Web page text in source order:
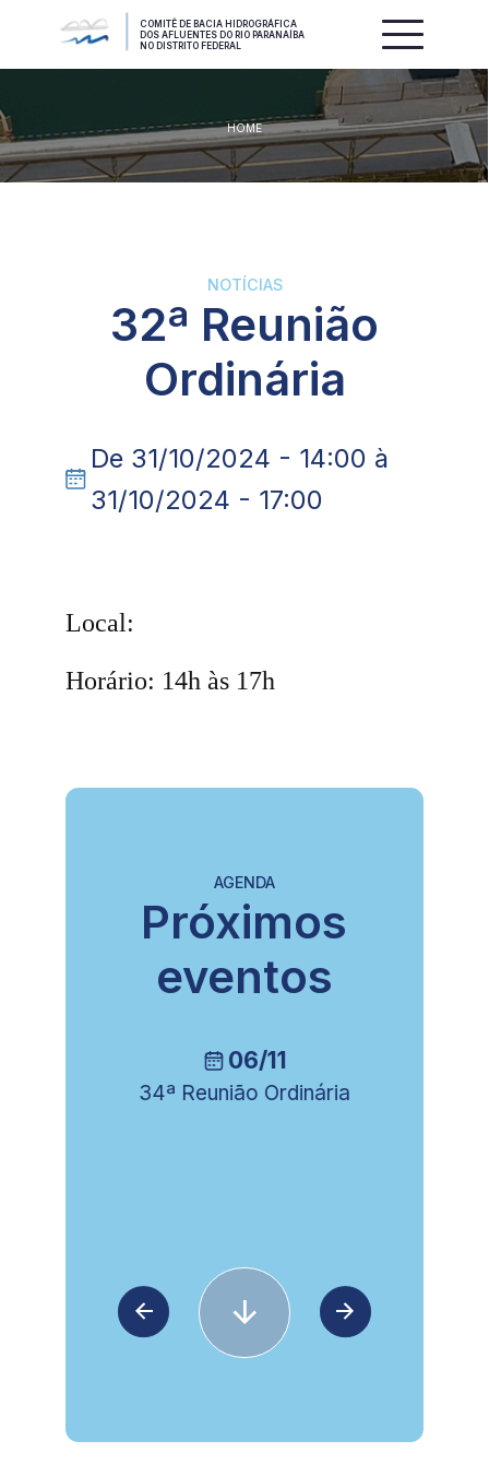
COMITÊ DE BACIA HIDROGRÁFICA
DOS AFLUENTES DO RIO PARANAÍBA
NO DISTRITO FEDERAL
HOME
NOTÍCIAS
32ª Reunião
Ordinária
De 31/10/2024 - 14:00 à
31/10/2024 - 17:00
Local:
Horário: 14h às 17h
AGENDA
Próximos
eventos
06/11
34ª Reunião Ordinária